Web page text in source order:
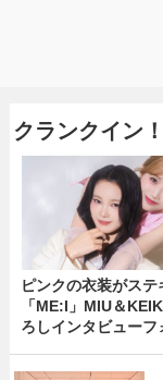
クランクイン
ピンクの衣装がステ
「ME:I」MIU＆
ろしインタビューフ